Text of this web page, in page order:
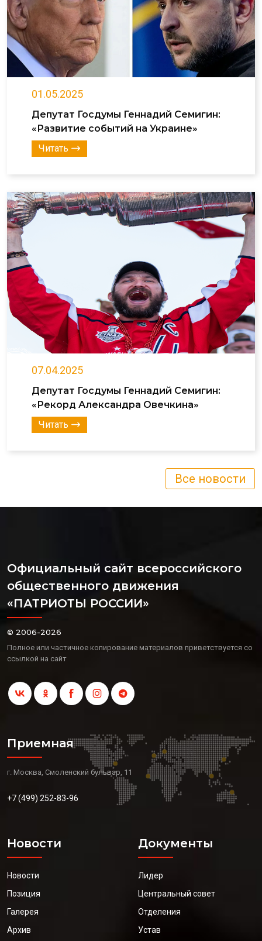
01.05.2025
Депутат Госдумы Геннадий Семигин:
«Развитие событий на Украине»
Читать
07.04.2025
Депутат Госдумы Геннадий Семигин:
«Рекорд Александра Овечкина»
Читать
Все новости
Официальный сайт всероссийского
общественного движения
«ПАТРИОТЫ РОССИИ»
© 2006-2026
Полное или частичное копирование материалов приветствуется со
ссылкой на сайт
Приемная
г. Москва, Смоленский бульвар, 11
+7 (499) 252-83-96
Новости
Новости
Позиция
Галерея
Архив
Документы
Лидер
Центральный совет
Отделения
Устав